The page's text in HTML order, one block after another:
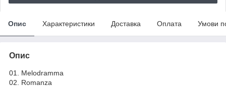
Опис Характеристики Доставка Оплата Умови
Опис
01. Melodramma
02. Romanza